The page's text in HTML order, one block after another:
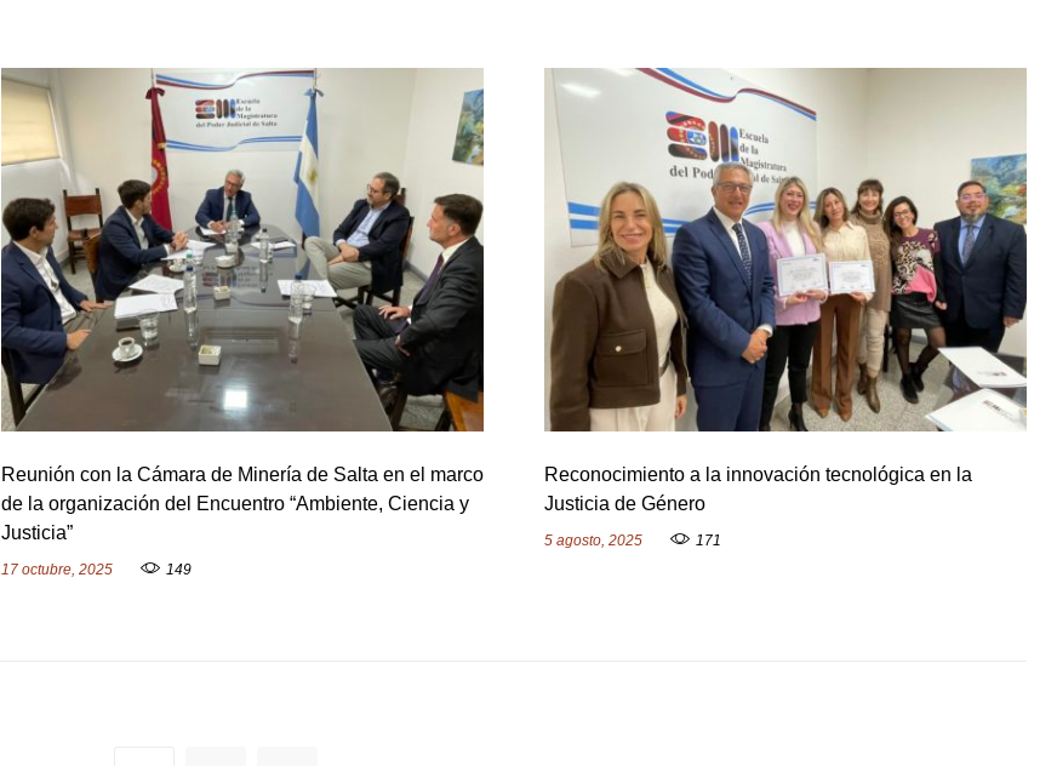
Reunión con la Cámara de Minería de Salta en el marco
de la organización del Encuentro “Ambiente, Ciencia y
Justicia”
17 octubre, 2025 149
Reconocimiento a la innovación tecnológica en la
Justicia de Género
5 agosto, 2025 171